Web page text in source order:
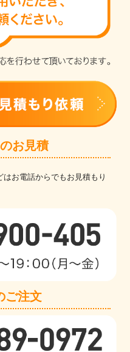
お見積
お電話からでもお見積もり
ご注文